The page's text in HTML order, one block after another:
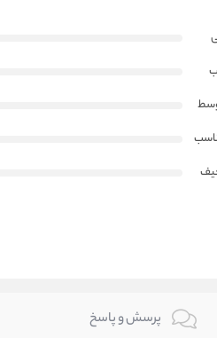
پرسش و پاسخ